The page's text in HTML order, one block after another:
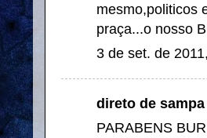
mesmo,politicos
praça...o nosso
3 de set. de
direto de
PARABENS